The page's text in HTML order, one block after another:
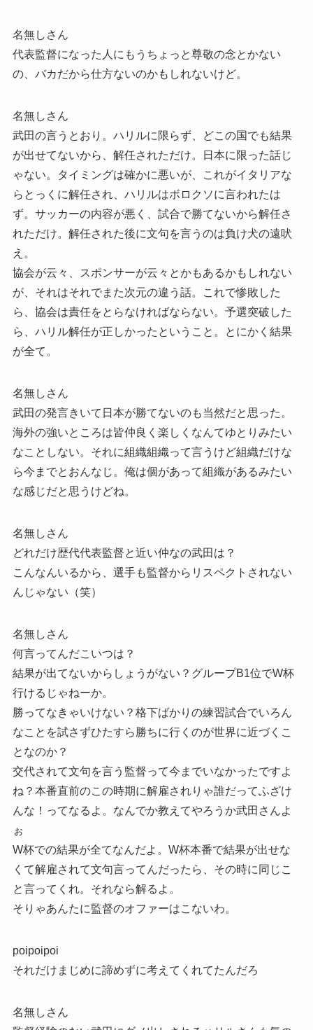
名無しさん
代表監督になった人にもうちょっと尊敬の念とかない
の、バカだから仕方ないのかもしれないけど。
名無しさん
武田の言うとおり。ハリルに限らず、どこの国でも結果
が出せてないから、解任されただけ。日本に限った話じ
ゃない。タイミングは確かに悪いが、これがイタリアな
らとっくに解任され、ハリルはボロクソに言われたは
ず。サッカーの内容が悪く、試合で勝てないから解任さ
れただけ。解任された後に文句を言うのは負け犬の遠吠
え。
協会が云々、スポンサーが云々とかもあるかもしれない
が、それはそれでまた次元の違う話。これで惨敗した
ら、協会は責任をとらなければならない。予選突破した
ら、ハリル解任が正しかったということ。とにかく結果
が全て。
名無しさん
武田の発言きいて日本が勝てないのも当然だと思った。
海外の強いところは皆仲良く楽しくなんてゆとりみたい
なことしない。それに組織組織って言うけど組織だけな
ら今までとおんなじ。俺は個があって組織があるみたい
な感じだと思うけどね。
名無しさん
どれだけ歴代代表監督と近い仲なの武田は？
こんなんいるから、選手も監督からリスペクトされない
んじゃない（笑）
名無しさん
何言ってんだこいつは？
結果が出てないからしょうがない？グループB1位でW杯
行けるじゃねーか。
勝ってなきゃいけない？格下ばかりの練習試合でいろん
なことを試さずひたすら勝ちに行くのが世界に近づくこ
となのか？
交代されて文句を言う監督って今までいなかったですよ
ね？本番直前のこの時期に解雇されりゃ誰だってふざけ
んな！ってなるよ。なんでか教えてやろうか武田さんよ
ぉ
W杯での結果が全てなんだよ。W杯本番で結果が出せな
くて解雇されて文句言ってんだったら、その時に同じこ
と言ってくれ。それなら解るよ。
そりゃあんたに監督のオファーはこないわ。
poipoipoi
それだけまじめに諦めずに考えてくれてたんだろ
名無しさん